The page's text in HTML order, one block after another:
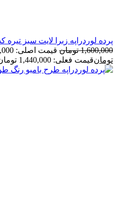
لوردراپه زبرا لایت سبز تیره کد 2908
تومان قیمت اصلی: 1,600,000 تومان بود.
قیمت فعلی: 1,440,000 تومان.